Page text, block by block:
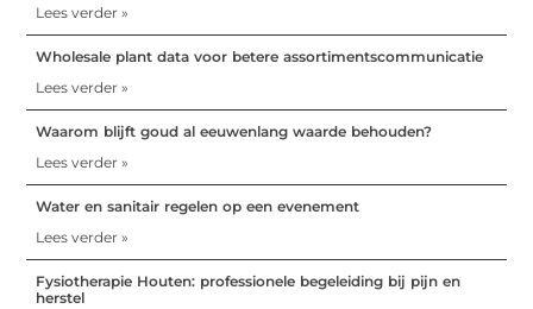
Lees verder »
Wholesale plant data voor betere assortimentscommunicatie
Lees verder »
Waarom blijft goud al eeuwenlang waarde behouden?
Lees verder »
Water en sanitair regelen op een evenement
Lees verder »
Fysiotherapie Houten: professionele begeleiding bij pijn en
herstel